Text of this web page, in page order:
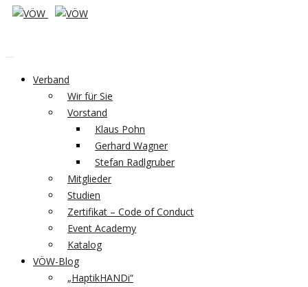
Verband
Wir für Sie
Vorstand
Klaus Pohn
Gerhard Wagner
Stefan Radlgruber
Mitglieder
Studien
Zertifikat – Code of Conduct
Event Academy
Katalog
VÖW-Blog
„HaptikHANDi“